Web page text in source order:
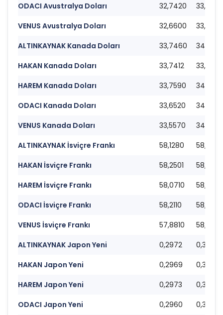
ODACI Avustralya Doları
32,7420
33,5830
VENUS Avustralya Doları
32,6600
33,3650
ALTINKAYNAK Kanada Doları
33,7460
34,2590
HAKAN Kanada Doları
33,7412
HAREM Kanada Doları
33,7590
ODACI Kanada Doları
33,6520
34,2350
VENUS Kanada Doları
33,5570
ALTINKAYNAK İsviçre Frankı
58,1280
58,9010
HAKAN İsviçre Frankı
58,2501
HAREM İsviçre Frankı
58,0710
ODACI İsviçre Frankı
58,2110
58,6950
VENUS İsviçre Frankı
57,8810
ALTINKAYNAK Japon Yeni
0,2972
0,3028
HAKAN Japon Yeni
0,2969
0,3011
HAREM Japon Yeni
0,2973
0,3022
ODACI Japon Yeni
0,2960
0,3020